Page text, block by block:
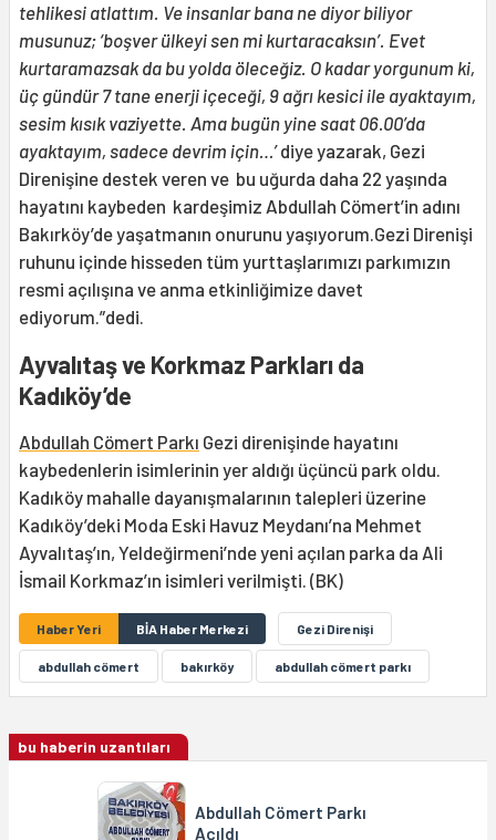
tehlikesi atlattım. Ve insanlar bana ne diyor biliyor
musunuz; ‘boşver ülkeyi sen mi kurtaracaksın’. Evet
kurtaramazsak da bu yolda öleceğiz. O kadar yorgunum ki,
üç gündür 7 tane enerji içeceği, 9 ağrı kesici ile ayaktayım,
sesim kısık vaziyette. Ama bugün yine saat 06.00’da
ayaktayım, sadece devrim için…’diye yazarak, Gezi
Direnişine destek veren ve bu uğurda daha 22 yaşında
hayatını kaybeden kardeşimiz Abdullah Cömert’in adını
Bakırköy’de yaşatmanın onurunu yaşıyorum.Gezi Direnişi
ruhunu içinde hisseden tüm yurttaşlarımızı parkımızın
resmi açılışına ve anma etkinliğimize davet
ediyorum.”dedi.
Ayvalıtaş ve Korkmaz Parkları da
Kadıköy’de
Abdullah Cömert Parkı Gezi direnişinde hayatını
kaybedenlerin isimlerinin yer aldığı üçüncü park oldu.
Kadıköy mahalle dayanışmalarının talepleri üzerine
Kadıköy’deki Moda Eski Havuz Meydanı’na Mehmet
Ayvalıtaş’ın, Yeldeğirmeni’nde yeni açılan parka da Ali
İsmail Korkmaz’ın isimleri verilmişti. (BK)
Haber Yeri BİA Haber Merkezi Gezi Direnişi
abdullah cömert bakırköy abdullah cömert parkı
bu haberin uzantıları
Abdullah Cömert Parkı
Açıldı